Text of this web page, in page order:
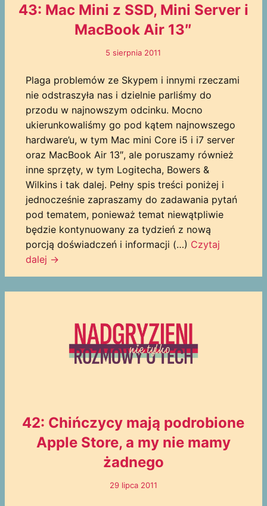
43: Mac Mini z SSD, Mini Server i
MacBook Air 13″
5 sierpnia 2011
Plaga problemów ze Skypem i innymi rzeczami
nie odstraszyła nas i dzielnie parliśmy do
przodu w najnowszym odcinku. Mocno
ukierunkowaliśmy go pod kątem najnowszego
hardware’u, w tym Mac mini Core i5 i i7 server
oraz MacBook Air 13″, ale poruszamy również
inne sprzęty, w tym Logitecha, Bowers &
Wilkins i tak dalej. Pełny spis treści poniżej i
jednocześnie zapraszamy do zadawania pytań
pod tematem, ponieważ temat niewątpliwie
będzie kontynuowany za tydzień z nową
porcją doświadczeń i informacji (…) Czytaj
dalej →
42: Chińczycy mają podrobione
Apple Store, a my nie mamy
żadnego
29 lipca 2011